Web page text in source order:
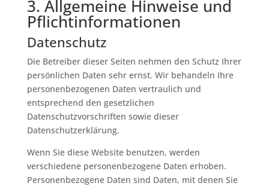
3. Allgemeine Hinweise und
Pflicht­informationen
Datenschutz
Die Betreiber dieser Seiten nehmen den Schutz Ihrer
persönlichen Daten sehr ernst. Wir behandeln Ihre
personenbezogenen Daten vertraulich und
entsprechend den gesetzlichen
Datenschutzvorschriften sowie dieser
Datenschutzerklärung.
Wenn Sie diese Website benutzen, werden
verschiedene personenbezogene Daten erhoben.
Personenbezogene Daten sind Daten, mit denen Sie